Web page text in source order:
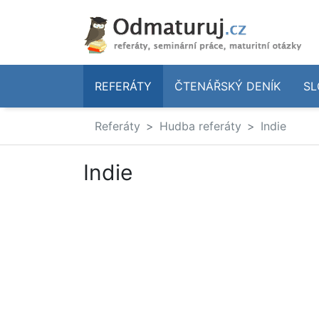
REFERÁTY ČTENÁŘSKÝ DENÍK
Referáty Hudba referáty Indie
Indie